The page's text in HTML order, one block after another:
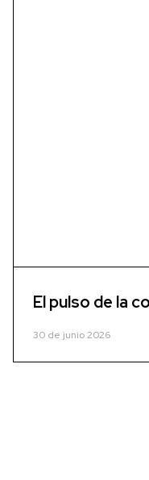
El pulso de la
30 de junio 2026